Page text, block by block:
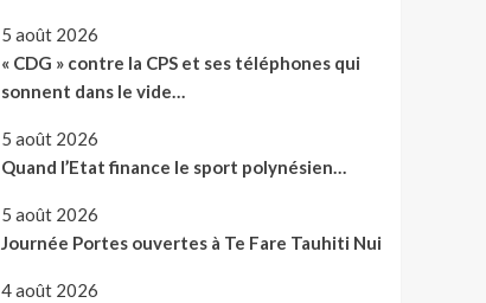
5 août 2026
« CDG » contre la CPS et ses téléphones qui
sonnent dans le vide…
5 août 2026
Quand l’Etat finance le sport polynésien…
5 août 2026
Journée Portes ouvertes à Te Fare Tauhiti Nui
4 août 2026